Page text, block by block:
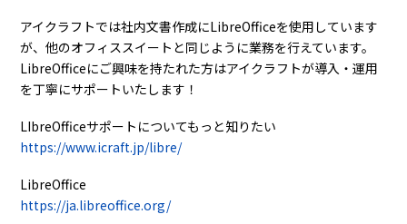
アイクラフトでは社内文書作成にLibreOfficeを使用しています
が、他のオフィススイートと同じように業務を行えています。
LibreOfficeにご興味を持たれた方はアイクラフトが導入・運用
を丁寧にサポートいたします！
LIbreOfficeサポートについてもっと知りたい
https://www.icraft.jp/libre/
LibreOffice
https://ja.libreoffice.org/